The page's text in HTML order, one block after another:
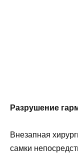
Разрушение
Внезапная
самки